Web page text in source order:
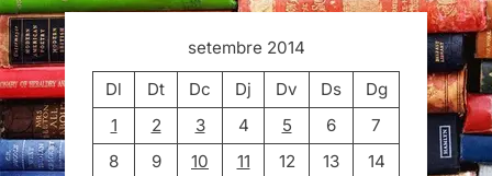
setembre 2014
Dl
Dt Dc Dj Dv Ds
Dg
1
2 3 4 5 6
7
8
9 10 11 12 13
14